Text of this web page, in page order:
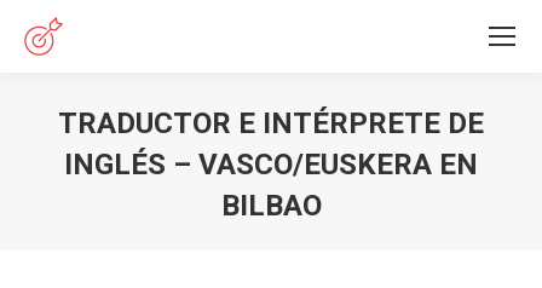
TRADUCTOR E INTÉRPRETE DE
INGLÉS – VASCO/EUSKERA EN
BILBAO